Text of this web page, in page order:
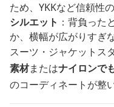
ため、YKKなど信頼性
シルエット ：背負った
か、横幅が広がりすぎ
スーツ・ジャケットス
素材またはナイロンで
のコーディネートが整い